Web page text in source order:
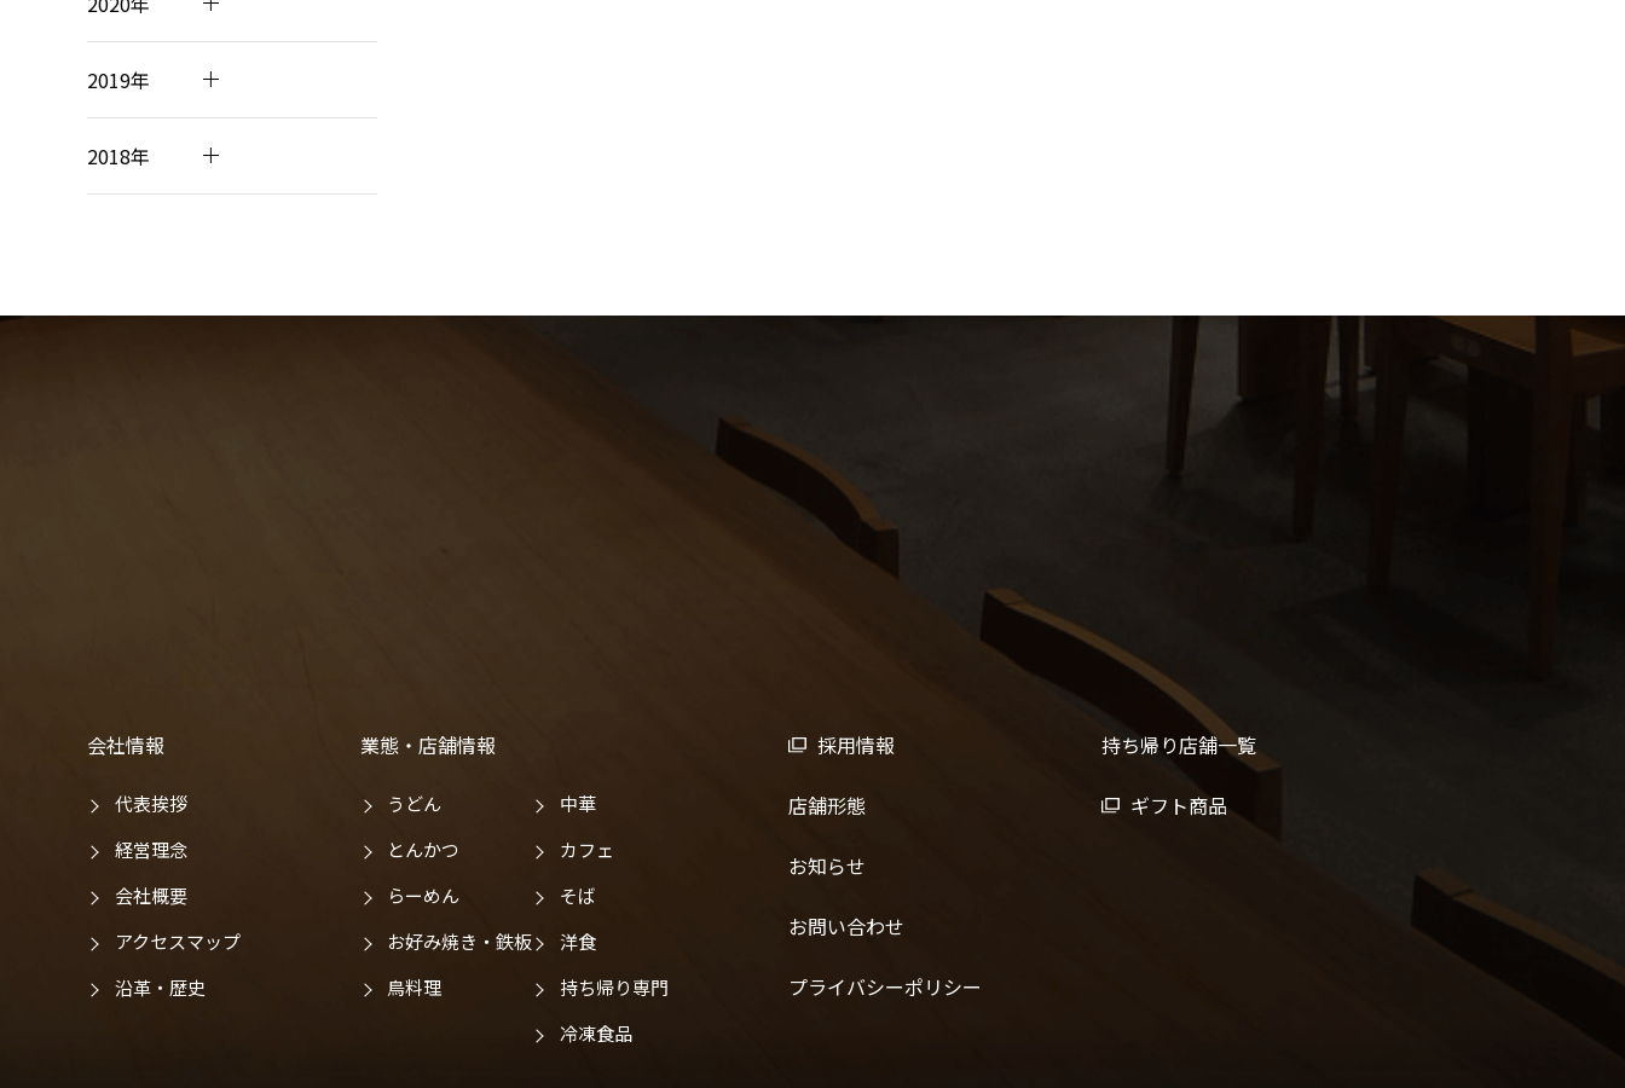
2019年
2018年
会社情報
代表挨拶
経営理念
会社概要
アクセスマップ
沿革・歴史
業態・店舗情報
うどん
とんかつ
らーめん
お好み焼き・鉄板
鳥料理
中華
カフェ
そば
洋食
持ち帰り専門
冷凍食品
採用情報
店舗形態
お知らせ
お問い合わせ
プライバシーポリシー
持ち帰り店舗一覧
ギフト商品